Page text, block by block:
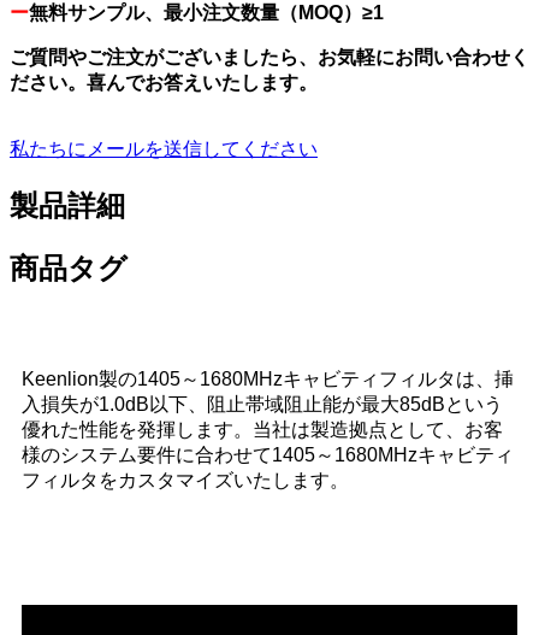
ー無料サンプル、最小注文数量（MOQ）≥1
ご質問やご注文がございましたら、お気軽にお問い合わせく
ださい。喜んでお答えいたします。
私たちにメールを送信してください
製品詳細
商品タグ
Keenlion製の1405～1680MHzキャビティフィルタは、挿
入損失が1.0dB以下、阻止帯域阻止能が最大85dBという
優れた性能を発揮します。当社は製造拠点として、お客
様のシステム要件に合わせて1405～1680MHzキャビティ
フィルタをカスタマイズいたします。